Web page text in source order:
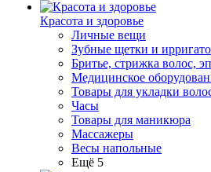
Красота и здоровье
Личные вещи
Зубные щетки и
Бритье, стрижка волос,
Медицинское
Товары для укладки
Часы
Товары для маникюра
Массажеры
Весы напольные
Ещё 5